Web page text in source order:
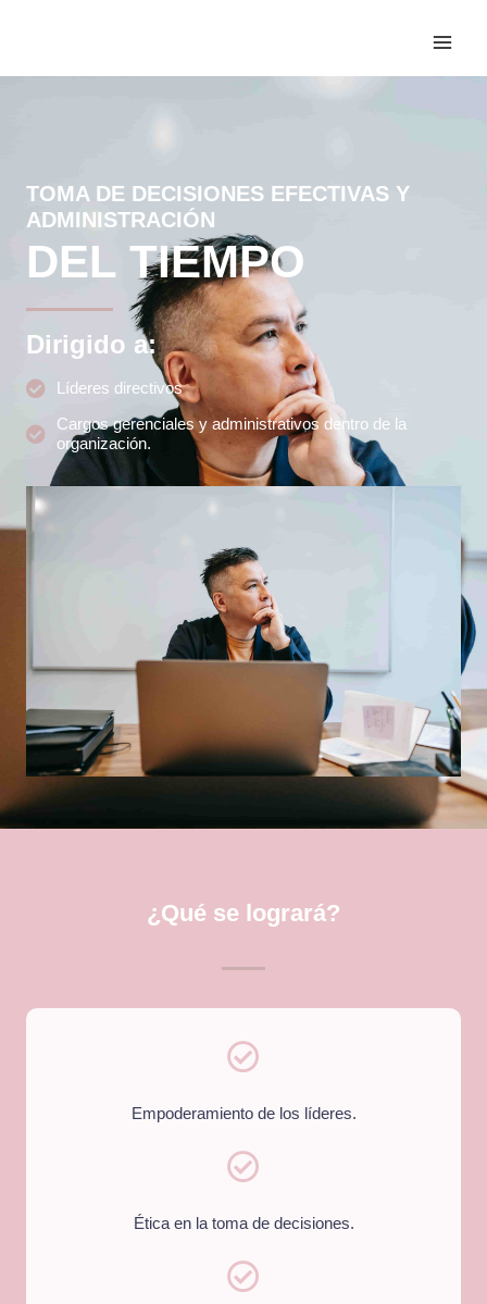
TOMA DE DECISIONES EFECTIVAS Y
ADMINISTRACIÓN
DEL TIEMPO
Dirigido a:
Líderes directivos
Cargos gerenciales y administrativos dentro de la
organización.
¿Qué se logrará?
Empoderamiento de los líderes.
Ética en la toma de decisiones.